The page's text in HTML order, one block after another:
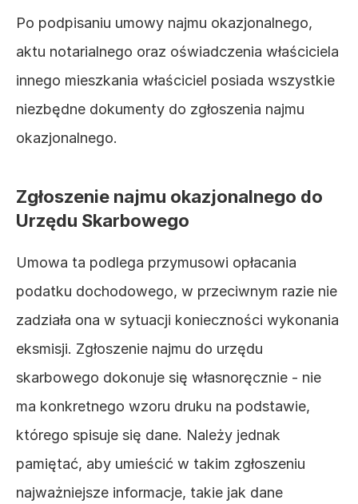
Po podpisaniu umowy najmu okazjonalnego,
aktu notarialnego oraz oświadczenia właściciela
innego mieszkania właściciel posiada wszystkie
niezbędne dokumenty do zgłoszenia najmu
okazjonalnego.
Zgłoszenie najmu okazjonalnego do
Urzędu Skarbowego
Umowa ta podlega przymusowi opłacania
podatku dochodowego, w przeciwnym razie nie
zadziała ona w sytuacji konieczności wykonania
eksmisji. Zgłoszenie najmu do urzędu
skarbowego dokonuje się własnoręcznie - nie
ma konkretnego wzoru druku na podstawie,
którego spisuje się dane. Należy jednak
pamiętać, aby umieścić w takim zgłoszeniu
najważniejsze informacje, takie jak dane